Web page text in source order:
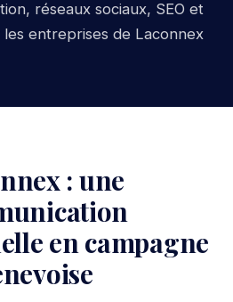
réseaux sociaux, SEO et
entreprises de Laconnex
: une
en campagne